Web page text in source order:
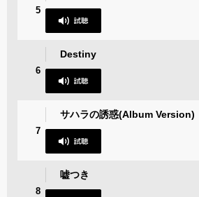
5
6
Destiny
7
サハラの誘惑(Album Version)
8
嘘つき